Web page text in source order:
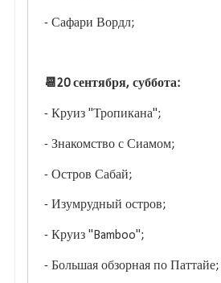
- Сафари Вордл;
📆20 сентября, суббота:
- Круиз "Тропикана";
- Знакомство с Сиамом;
- Остров Сабай;
- Изумрудный остров;
- Круиз "Bamboo";
- Большая обзорная по Паттайе;